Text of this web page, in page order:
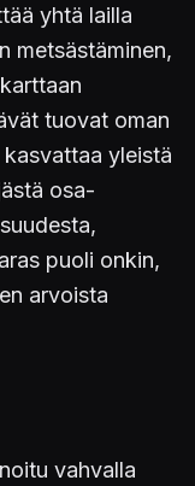
yhtä lailla
metsästäminen,
tuovat oman
yleistä
osa-
puoli onkin,
arvoista
vahvalla